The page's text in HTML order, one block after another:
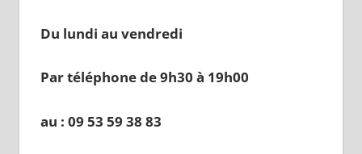
Du lundi au vendredi
Par téléphone de 9h30 à 19h00
au : 09 53 59 38 83